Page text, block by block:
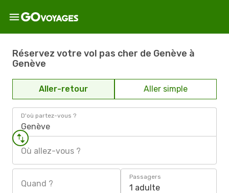
Réservez votre vol pas cher de Genève à
Genève
Aller-retour Aller simple
D'où partez-vous ?
Genève
Où allez-vous ?
Quand ?
Passagers
1 adulte